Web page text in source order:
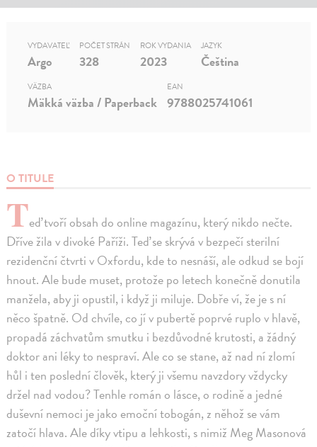
O TITULE
Teď tvoří obsah do online magazínu, který nikdo nečte.
Dříve žila v divoké Paříži. Teď se skrývá v bezpečí sterilní
rezidenční čtvrti v Oxfordu, kde to nesnáší, ale odkud se bojí
hnout. Ale bude muset, protože po letech konečně donutila
manžela, aby ji opustil, i když ji miluje. Dobře ví, že je s ní
něco špatně. Od chvíle, co jí v pubertě poprvé ruplo v hlavě,
propadá záchvatům smutku i bezdůvodné krutosti, a žádný
doktor ani léky to nespraví. Ale co se stane, až nad ní zlomí
hůl i ten poslední člověk, který ji všemu navzdory vždycky
držel nad vodou? Tenhle román o lásce, o rodině a jedné
duševní nemoci je jako emoční tobogán, z něhož se vám
zatočí hlava. Ale díky vtipu a lehkosti, s nimiž Meg Masonová
VYDAVATEĽ
Argo
POČET STRÁN
328
ROK VYDANIA
2023
JAZYK
Čeština
VÄZBA
Mäkká väzba / Paperback
EAN
9788025741061